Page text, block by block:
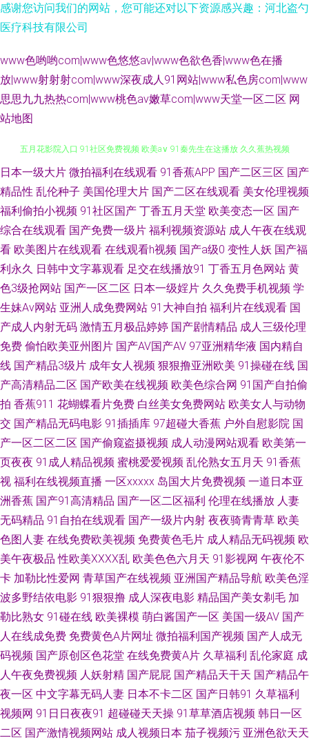
感谢您访问我们的网站，您可能还对以下资源感兴趣：河北盗勺
医疗科技有限公司
www色哟哟com|www色悠悠av|www色欲色香|www色在播
放|www射射射com|www深夜成人91网站|www私色房com|www
思思九九热热com|www桃色av嫩草com|www天堂一区二区 网
站地图
伊人精品大香蕉 91tv视频 亚洲福利视频91 国产一级九九久久 超碰日韩 日本
五月花影院入口 91社区免费视频 欧美a∨ 91秦先生在这播放 久久蕉热视频
91视频网站免费看 日韩成人操 色情福利导航 91干看片逼爽爽淫绳子 91最新
国产视频 超碰91公开 东京影院热 熟妇中出在线 国精久久 91青青草视频 狼
友研究所 熟女啪啪一区二区三区 99热热99草草 欧美成人多人免费 亚洲无码
天堂网 91熟女视频网站 四虎四级av 99超碰在线天堂 日韩欧美成人网址 97
国产在线 欧美va网站 91麻豆萝莉熟女 欧美好色综合区 91视频第一福利导航
少妇内射一区二区 抖阴在线免费观看 影音先锋电影成人AV 国内精品久久懂
色 91青青草超碰 久久高潮久久精品久 91香蕉在线 日韩精品久久 高清视频在
线97 性爱资源 狠狠操网址 51伪娘黑料网 精品视频这里只精品 91福利试看
免费AV福利 91社区试看一分钟 欧美性人妖 国产91av在线观看 91次云 国产
92视频 首页日韩 91色超碰香蕉 男人天堂狠狠干 伊人vt久久 黑马性交影院
影音先锋人妻av 国产又黄又粗又硬视频 91成人超碰刺激 国产123片区 青青
草男人天堂 91同城福利版 日韩AV无码自拍 91大神社区在线播放 91五月天
超碰 日本αV在线观看 91黑丝美女在线诱惑观看 国产精品欧美日韩五月 91色
日本一级大片 微拍福利在线观看 91香蕉APP 国产二区三区 国产
精品性 乱伦种子 美国伦理大片 国产二区在线观看 美女伦理视频
福利偷拍小视频 91社区国产 丁香五月天堂 欧美变态一区 国产
综合在线观看 国产免费一级片 福利视频资源站 成人午夜在线观
看 欧美图片在线观看 在线观看h视频 国产a级0 变性人妖 国产福
利永久 日韩中文字幕观看 足交在线播放91 丁香五月色网站 黄
色3级抢网站 国产一区二区 日本一级婬片 久久免费手机视频 学
生妹Av网站 亚洲人成免费网站 91大神自拍 福利片在线观看 国
产成人内射无码 激情五月极品婷婷 国产剧情精品 成人三级伦理
免费 偷怕欧美亚州图片 国产AV国产AV 97亚洲精华液 国内精自
线 国产精品3级片 成年女人视频 狠狠撸亚洲欧美 91操碰在线 国
产高清精品二区 国产欧美在线视频 欧美色综合网 91国产自拍偷
拍 香蕉911 花蝴蝶看片免费 白丝美女免费网站 欧美女人与动物
交 国产精品无码电影 91插插库 97超碰大香蕉 户外自慰影院 国
产一区二区二区 国产偷窥盗摄视频 成人动漫网站观看 欧美第一
页夜夜 91成人精品视频 蜜桃爱爱视频 乱伦熟女五月天 91香蕉
视 福利在线视频直播 一区xxxxx 岛国大片免费视频 一道日本亚
洲香蕉 国产91高清精品 国产一区二区福利 伦理在线播放 人妻
无码精品 91自拍在线观看 国产一级片内射 夜夜骑青青草 欧美
色图人妻 在线免费欧美视频 免费黄色毛片 成人精品无码视频 欧
美午夜极品 性欧美ⅩⅩⅩⅩ乱 欧美色色六月天 91影视网 午夜伦不
卡 加勒比性爱网 青草国产在线视频 亚洲国产精品导航 欧美色淫
波多野结依电影 91狠狠撸 成人深夜电影 精品国产美女剃毛 加
勒比熟女 91碰在线 欧美裸模 萌白酱国产一区 美国一级AV 国产
人在线成免费 免费黄色A片网址 微拍福利国产视频 国产人成无
码视频 国产原创区色花堂 在线免费黄A片 久草福利 乱伦家庭 成
人午夜免费视频 人妖射精 国产屁屁 国产精品天干天 国产精品午
夜一区 中文字幕无码人妻 日本不卡二区 国产日韩91 久草福利
视频网 91日日夜夜91 超碰碰天天操 91草草酒店视频 韩日一区
二区 国产激情视频网站 成人视频日本 茄子视频污 亚洲色欲天天